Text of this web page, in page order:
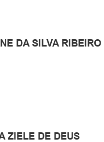
DA SILVA RIBEIRO
ZIELE DE DEUS